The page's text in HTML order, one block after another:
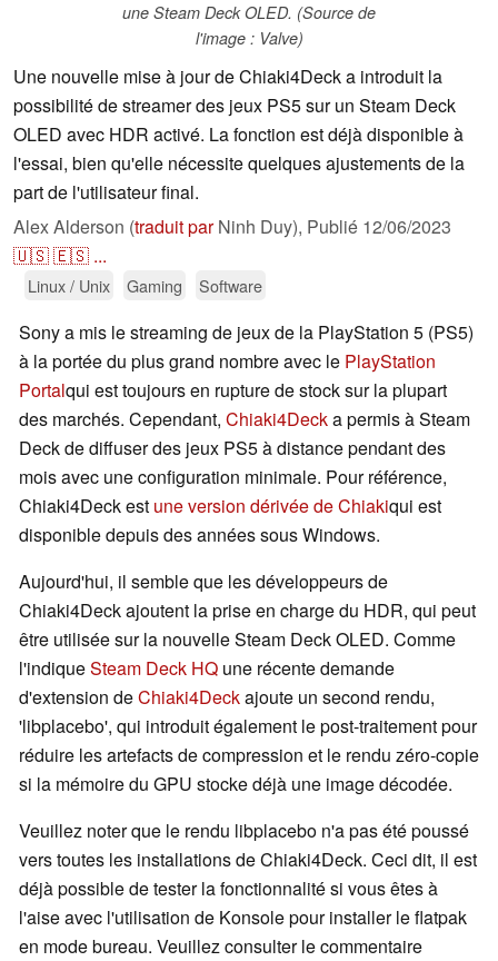
une Steam Deck OLED. (Source de
l'image : Valve)
Une nouvelle mise à jour de Chiaki4Deck a introduit la
possibilité de streamer des jeux PS5 sur un Steam Deck
OLED avec HDR activé. La fonction est déjà disponible à
l'essai, bien qu'elle nécessite quelques ajustements de la
part de l'utilisateur final.
Alex Alderson (traduit parNinh Duy), Publié 12/06/2023
🇺🇸🇪🇸 ...
Linux / Unix Gaming Software
Sony a mis le streaming de jeux de la PlayStation 5 (PS5)
à la portée du plus grand nombre avec le PlayStation
Portalqui est toujours en rupture de stock sur la plupart
des marchés. Cependant, Chiaki4Decka permis à Steam
Deck de diffuser des jeux PS5 à distance pendant des
mois avec une configuration minimale. Pour référence,
Chiaki4Deck est une version dérivée de Chiakiqui est
disponible depuis des années sous Windows.
Aujourd'hui, il semble que les développeurs de
Chiaki4Deck ajoutent la prise en charge du HDR, qui peut
être utilisée sur la nouvelle Steam Deck OLED. Comme
l'indiqueSteam Deck HQ une récente demande
d'extension deChiaki4Deckajoute un second rendu,
'libplacebo', qui introduit également le post-traitement pour
réduire les artefacts de compression et le rendu zéro-copie
si la mémoire du GPU stocke déjà une image décodée.
Veuillez noter que le rendu libplacebo n'a pas été poussé
vers toutes les installations de Chiaki4Deck. Ceci dit, il est
déjà possible de tester la fonctionnalité si vous êtes à
l'aise avec l'utilisation de Konsole pour installer le flatpak
en mode bureau. Veuillez consulter le commentaire